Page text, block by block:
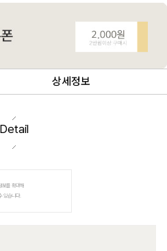
상세정보
Detail
보를 확대해
있습니다.